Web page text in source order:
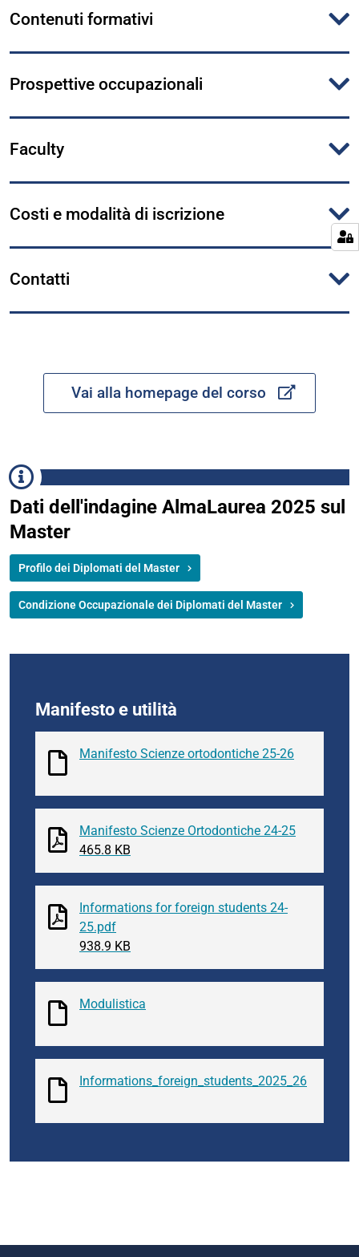
Contenuti formativi
Prospettive occupazionali
Faculty
Costi e modalità di iscrizione
Contatti
Vai alla homepage del corso
Dati dell'indagine AlmaLaurea 2025 sul
Master
Profilo dei Diplomati del Master
Condizione Occupazionale dei Diplomati del Master
Manifesto e utilità
Manifesto Scienze ortodontiche 25-26
Manifesto Scienze Ortodontiche 24-25
465.8 KB
Informations for foreign students 24-
25.pdf
938.9 KB
Modulistica
Informations_foreign_students_2025_26